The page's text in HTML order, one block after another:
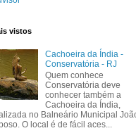
vistos
Cachoeira da Índia -
Conservatória - RJ
Quem conhece
Conservatória deve
conhecer também a
Cachoeira da Índia,
no Balneário Municipal
O local é de fácil aces...